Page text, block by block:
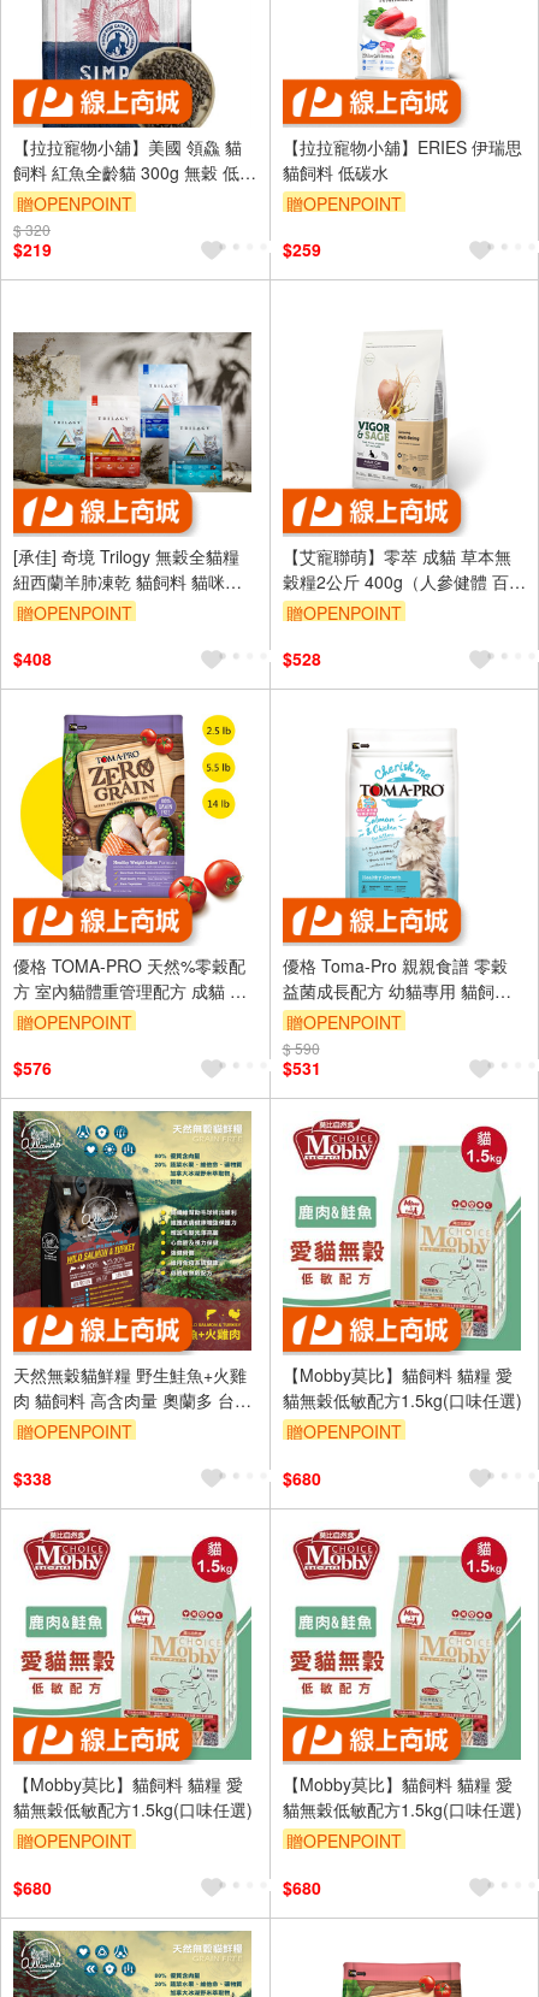
【拉拉寵物小舖】美國 領鱻 貓
飼料 紅魚全齡貓 300g 無穀 低敏
感 野生精選 天然糧 高肉量 貓糧
贈OPENPOINT
訂單滿 2000 元折抵 100元
（運費不算在 2000 元的範圍
內）
$ 320
$219
【拉拉寵物小舖】ERIES 伊瑞思
貓飼料 低碳水
贈OPENPOINT
（運費不算在 2000 元的範圍
內）
$259
[承佳] 奇境 Trilogy 無穀全貓糧
紐西蘭羊肺凍乾 貓飼料 貓咪凍
乾 全齡貓適用 凍乾 貓凍乾
贈OPENPOINT
$408
【艾寵聯萌】零萃 成貓 草本無
穀糧2公斤 400g（人參健體 百合
根美毛 成貓飼料 貓咪糧食 室內
贈OPENPOINT
$528
優格 TOMA-PRO 天然%零穀配
方 室內貓體重管理配方 成貓 無
穀 貓飼料 2.5磅
贈OPENPOINT
$576
優格 Toma-Pro 親親食譜 零穀
益菌成長配方 幼貓專用 貓飼料
無穀 貓糧 2.5lb
贈OPENPOINT
$ 590
$531
天然無穀貓鮮糧 野生鮭魚+火雞
肉 貓飼料 高含肉量 奧蘭多 台灣
製造
贈OPENPOINT
$338
【Mobby莫比】貓飼料 貓糧 愛
貓無穀低敏配方1.5kg(口味任選)
贈OPENPOINT
$680
【Mobby莫比】貓飼料 貓糧 愛
貓無穀低敏配方1.5kg(口味任選)
贈OPENPOINT
$680
【Mobby莫比】貓飼料 貓糧 愛
貓無穀低敏配方1.5kg(口味任選)
贈OPENPOINT
$680